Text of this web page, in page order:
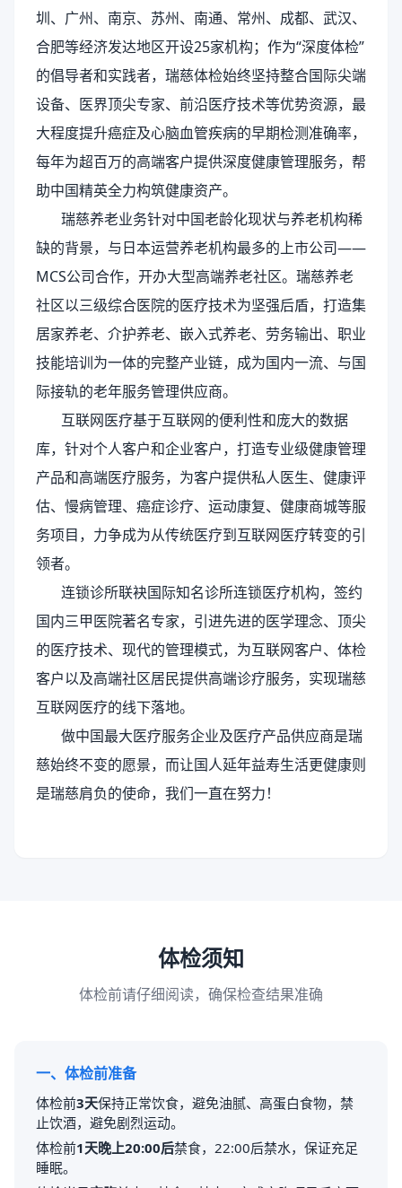
圳、广州、南京、苏州、南通、常州、成都、武汉、
合肥等经济发达地区开设25家机构；作为“深度体检”
的倡导者和实践者，瑞慈体检始终坚持整合国际尖端
设备、医界顶尖专家、前沿医疗技术等优势资源，最
大程度提升癌症及心脑血管疾病的早期检测准确率，
每年为超百万的高端客户提供深度健康管理服务，帮
助中国精英全力构筑健康资产。
瑞慈养老业务针对中国老龄化现状与养老机构稀
缺的背景，与日本运营养老机构最多的上市公司——
MCS公司合作，开办大型高端养老社区。瑞慈养老
社区以三级综合医院的医疗技术为坚强后盾，打造集
居家养老、介护养老、嵌入式养老、劳务输出、职业
技能培训为一体的完整产业链，成为国内一流、与国
际接轨的老年服务管理供应商。
互联网医疗基于互联网的便利性和庞大的数据
库，针对个人客户和企业客户，打造专业级健康管理
产品和高端医疗服务，为客户提供私人医生、健康评
估、慢病管理、癌症诊疗、运动康复、健康商城等服
务项目，力争成为从传统医疗到互联网医疗转变的引
领者。
连锁诊所联袂国际知名诊所连锁医疗机构，签约
国内三甲医院著名专家，引进先进的医学理念、顶尖
的医疗技术、现代的管理模式，为互联网客户、体检
客户以及高端社区居民提供高端诊疗服务，实现瑞慈
互联网医疗的线下落地。
做中国最大医疗服务企业及医疗产品供应商是瑞
慈始终不变的愿景，而让国人延年益寿生活更健康则
是瑞慈肩负的使命，我们一直在努力！
体检须知
体检前请仔细阅读，确保检查结果准确
一、体检前准备
体检前3天保持正常饮食，避免油腻、高蛋白食物，禁
止饮酒，避免剧烈运动。
体检前1天晚上20:00后禁食，22:00后禁水，保证充足
睡眠。